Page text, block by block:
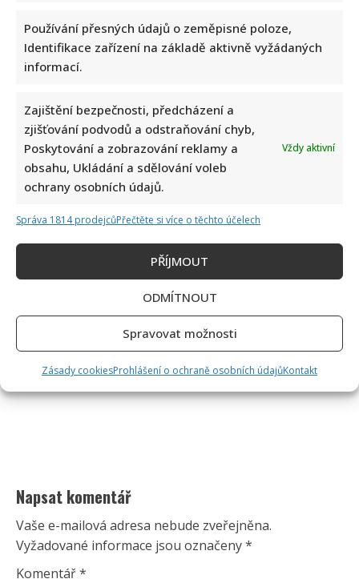
Používání přesných údajů o zeměpisné poloze,
Identifikace zařízení na základě aktivně vyžádaných
informací.
Zajištění bezpečnosti, předcházení a
zjišťování podvodů a odstraňování chyb,
Poskytování a zobrazování reklamy a
obsahu, Ukládání a sdělování voleb
ochrany osobních údajů.
Vždy aktivní
Správa 1814 prodejcůPřečtěte si více o těchto účelech
PŘÍJMOUT
ODMÍTNOUT
Spravovat možnosti
Zásady cookiesProhlášení o ochraně osobních údajůKontakt
Napsat komentář
Vaše e-mailová adresa nebude zveřejněna.
Vyžadované informace jsou označeny*
Komentář*